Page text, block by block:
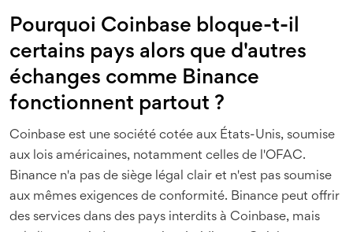
Pourquoi Coinbase bloque-t-il
certains pays alors que d'autres
échanges comme Binance
fonctionnent partout ?
Coinbase est une société cotée aux États-Unis, soumise
aux lois américaines, notamment celles de l'OFAC.
Binance n'a pas de siège légal clair et n'est pas soumise
aux mêmes exigences de conformité. Binance peut offrir
des services dans des pays interdits à Coinbase, mais